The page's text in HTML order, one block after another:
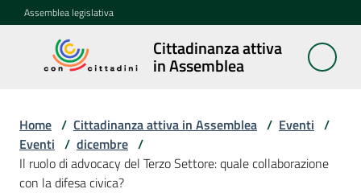
Vai al contenuto
Vai alla navigazione
Vai al footer
Assemblea legislativa
Cittadinanza attiva
in Assemblea
Cittadinanza
attiva in
Concittadini
Home / Cittadinanza attiva in Assemblea / Eventi /
Eventi / dicembre /
Il ruolo di advocacy del Terzo Settore: quale collaborazione
con la difesa civica?